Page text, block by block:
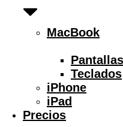
MacBook
Pantallas
Teclados
iPhone
iPad
Precios